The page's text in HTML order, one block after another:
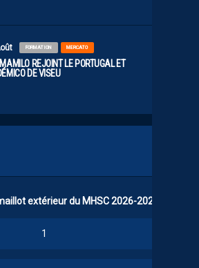
FORMATION MERCATO
REJOINT LE PORTUGAL ET
DE VISEU
extérieur du MHSC 2026-2027 ?
1